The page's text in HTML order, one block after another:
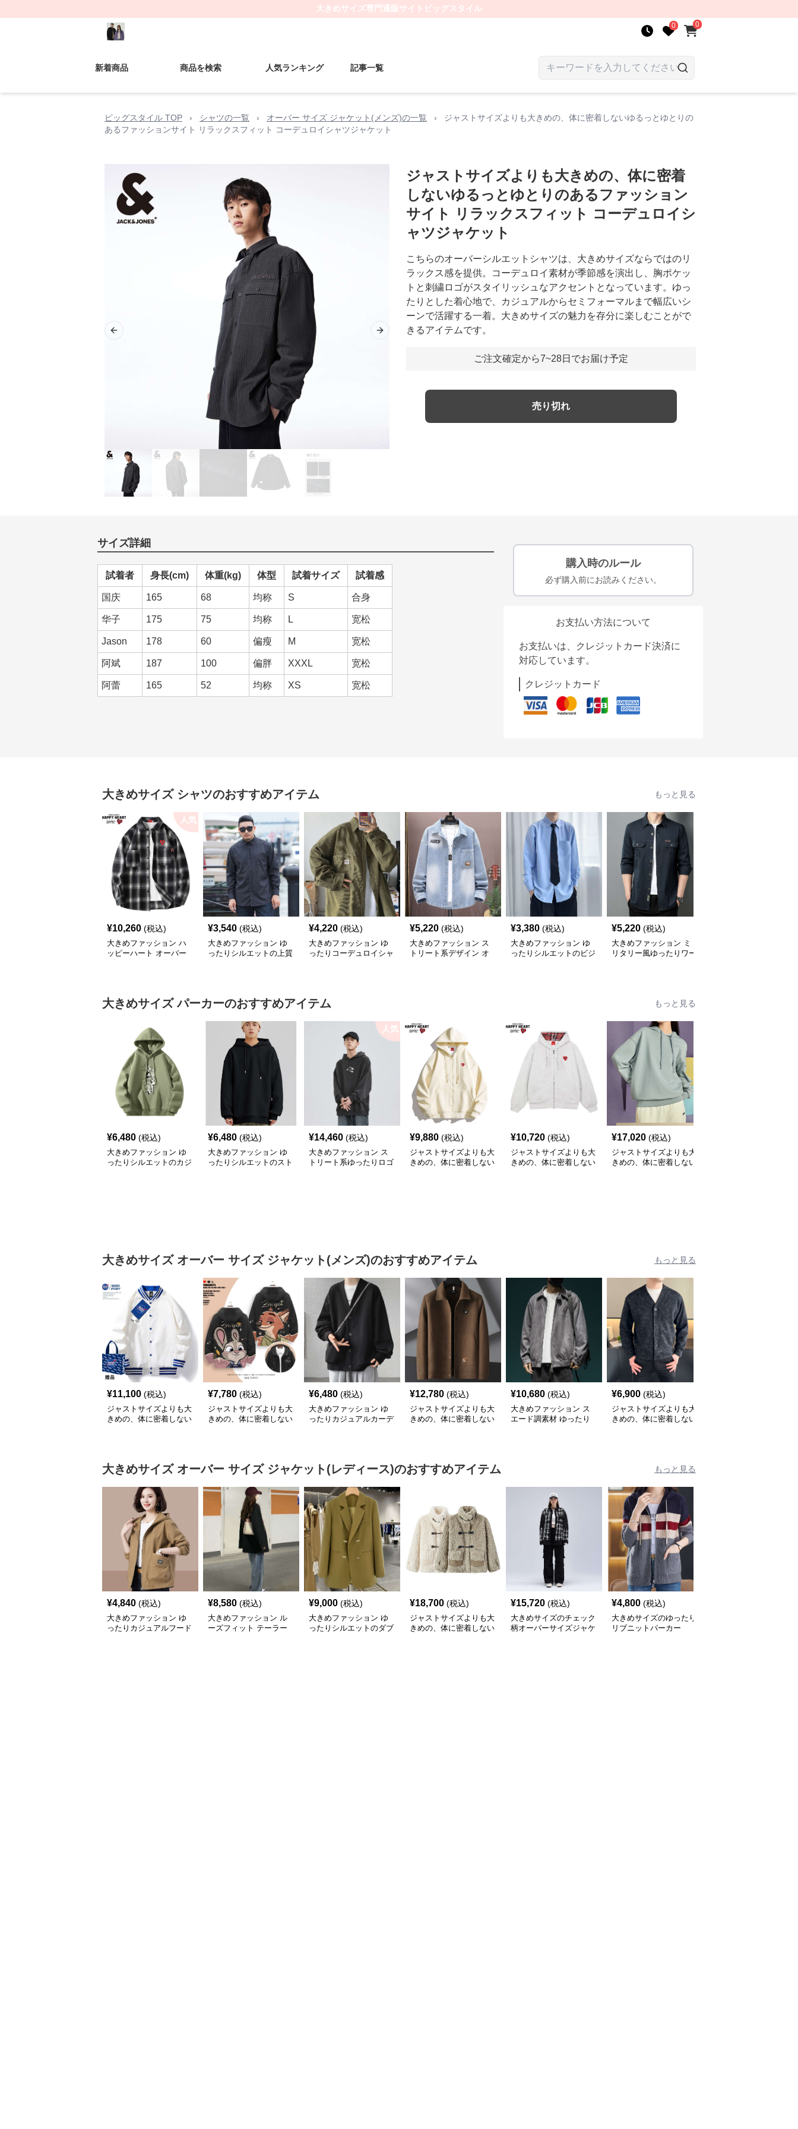
大きめサイズ専門通販サイト ビッグスタイル
0 0
新着商品 商品を検索 人気ランキング 記事一覧
ビッグスタイル TOP › シャツの一覧 › オーバー サイズ ジャケット(メンズ)の一覧 ›
ジャストサイズよりも大きめの、体に密着しないゆるっとゆとりの
あるファッションサイト リラックスフィット コーデュロイシャツジャケット
Previous slide Next slide
ジャストサイズよりも大きめの、体に密着
しないゆるっとゆとりのあるファッション
サイト リラックスフィット コーデュロイシ
ャツジャケット
こちらのオーバーシルエットシャツは、大きめサイズならではのリ
ラックス感を提供。コーデュロイ素材が季節感を演出し、胸ポケッ
トと刺繍ロゴがスタイリッシュなアクセントとなっています。ゆっ
たりとした着心地で、カジュアルからセミフォーマルまで幅広いシ
ーンで活躍する一着。大きめサイズの魅力を存分に楽しむことがで
きるアイテムです。
ご注文確定から7~28日でお届け予定
売り切れ
サイズ詳細
試着者 身長(cm) 体重(kg) 体型 試着サイズ 試着感
国庆 165 68 均称 S 合身
华子 175 75 均称 L 宽松
Jason 178 60 偏瘦 M 宽松
阿斌 187 100 偏胖 XXXL 宽松
阿蕾 165 52 均称 XS 宽松
購入時のルール
必ず購入前にお読みください。
お支払い方法について
お支払いは、クレジットカード決済に
対応しています。
クレジットカード
大きめサイズ シャツのおすすめアイテム もっと見る
人気
¥10,260 (税込)
大きめファッション ハ
ッピーハート オーバー
¥3,540 (税込)
大きめファッション ゆ
ったりシルエットの上質
¥4,220 (税込)
大きめファッション ゆ
ったりコーデュロイシャ
¥5,220 (税込)
大きめファッション ス
トリート系デザイン オ
¥3,380 (税込)
大きめファッション ゆ
ったりシルエットのビジ
¥5,220 (税込)
大きめファッション ミ
リタリー風ゆったりワー
大きめサイズ パーカーのおすすめアイテム もっと見る
¥6,480 (税込)
大きめファッション ゆ
ったりシルエットのカジ
¥6,480 (税込)
大きめファッション ゆ
ったりシルエットのスト
人気
¥14,460 (税込)
大きめファッション ス
トリート系ゆったりロゴ
¥9,880 (税込)
ジャストサイズよりも大
きめの、体に密着しない
¥10,720 (税込)
ジャストサイズよりも大
きめの、体に密着しない
¥17,020 (税込)
ジャストサイズよりも大
きめの、体に密着しない
大きめサイズ オーバー サイズ ジャケット(メンズ)のおすすめアイテム もっと見る
¥11,100 (税込)
ジャストサイズよりも大
きめの、体に密着しない
¥7,780 (税込)
ジャストサイズよりも大
きめの、体に密着しない
¥6,480 (税込)
大きめファッション ゆ
ったりカジュアルカーデ
¥12,780 (税込)
ジャストサイズよりも大
きめの、体に密着しない
¥10,680 (税込)
大きめファッション ス
エード調素材 ゆったり
¥6,900 (税込)
ジャストサイズよりも大
きめの、体に密着しない
大きめサイズ オーバー サイズ ジャケット(レディース)のおすすめアイテム もっと見る
¥4,840 (税込)
大きめファッション ゆ
ったりカジュアルフード
¥8,580 (税込)
大きめファッション ル
ーズフィット テーラー
¥9,000 (税込)
大きめファッション ゆ
ったりシルエットのダブ
¥18,700 (税込)
ジャストサイズよりも大
きめの、体に密着しない
¥15,720 (税込)
大きめサイズのチェック
柄オーバーサイズジャケ
¥4,800 (税込)
大きめサイズのゆったり
リブニットパーカー